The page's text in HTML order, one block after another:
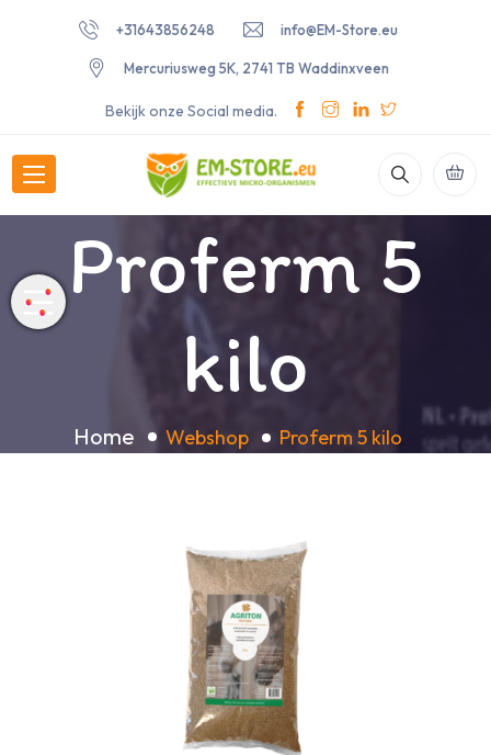
+31643856248 info@EM-Store.eu
Mercuriusweg 5K, 2741 TB Waddinxveen
Bekijk onze Social media.
Proferm 5
kilo
Home Webshop Proferm 5 kilo